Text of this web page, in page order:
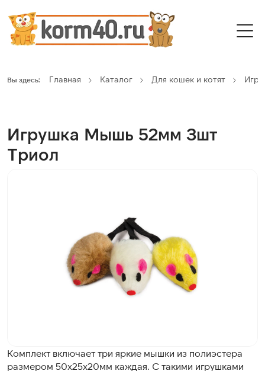
Вы здесь: Главная Каталог Для кошек и котят
Игрушка Мышь 52мм 3шт
Триол
Комплект включает три яркие мышки из полиэстера
размером 50х25х20мм каждая. С такими игрушками